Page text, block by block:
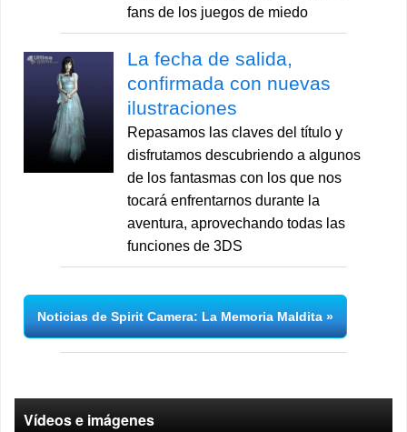
fans de los juegos de miedo
La fecha de salida,
confirmada con nuevas
ilustraciones
Repasamos las claves del título y
disfrutamos descubriendo a algunos
de los fantasmas con los que nos
tocará enfrentarnos durante la
aventura, aprovechando todas las
funciones de 3DS
Noticias de Spirit Camera: La Memoria Maldita
Vídeos e imágenes